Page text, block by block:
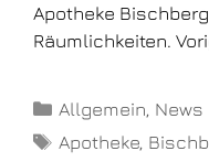
Apotheke
Räumlichkeiten.
Allgemein, News
Apotheke,